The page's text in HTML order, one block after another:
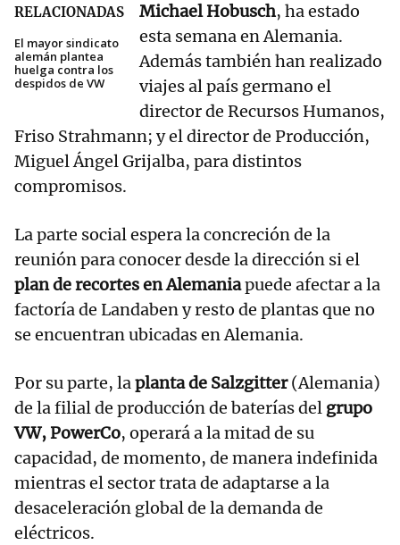
RELACIONADAS
El mayor sindicato
alemán plantea
huelga contra los
despidos de VW
Michael Hobusch, ha estado
esta semana en Alemania.
Además también han realizado
viajes al país germano el
director de Recursos Humanos,
Friso Strahmann; y el director de Producción,
Miguel Ángel Grijalba, para distintos
compromisos.
La parte social espera la concreción de la
reunión para conocer desde la dirección si el
plan de recortes en Alemaniapuede afectar a la
factoría de Landaben y resto de plantas que no
se encuentran ubicadas en Alemania.
Por su parte, laplanta de Salzgitter(Alemania)
de la filial de producción de baterías del grupo
VW, PowerCo, operará a la mitad de su
capacidad, de momento, de manera indefinida
mientras el sector trata de adaptarse a la
desaceleración global de la demanda de
eléctricos.